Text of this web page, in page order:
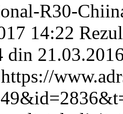
R30-
14:22
din
https://